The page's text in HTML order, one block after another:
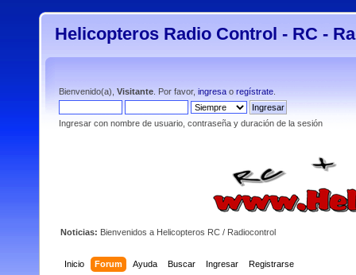
Helicopteros Radio Control - RC -
Bienvenido(a), Visitante . Por favor, ingresa o regístrate
Ingresar con nombre de usuario, contraseña y duración de la sesión
Noticias: Bienvenidos a Helicopteros RC / Radiocontrol
Inicio Forum Ayuda Buscar Ingresar Registrarse